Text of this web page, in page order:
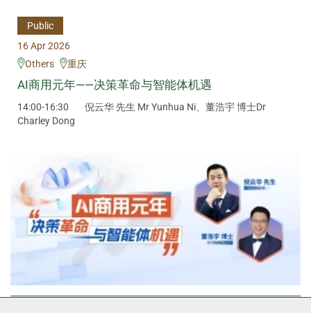
Public
16 Apr 2026
Others
重庆
AI商用元年——决策革命与智能体机遇
14:00-16:30
倪云华 先生 Mr Yunhua Ni、董浩宇 博士Dr
Charley Dong